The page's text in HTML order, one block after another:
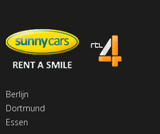
Berlijn
Dortmund
Essen